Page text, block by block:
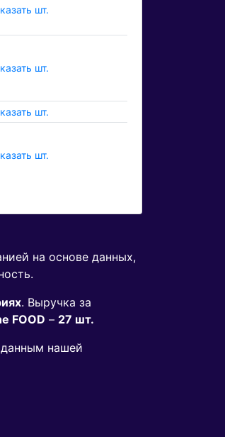
шт.
шт.
шт.
шт.
на основе данных,
. Выручка за
FOOD – 27 шт.
нашей